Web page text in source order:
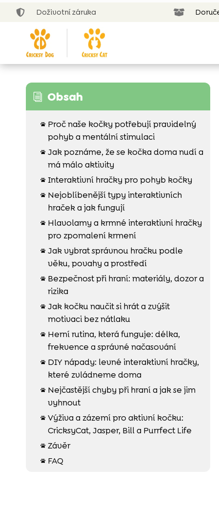
 Doživotní záruka 
i Obsah

Proč naše kočky potřebují pravidelný
pohyb a mentální stimulaci
 Jak poznáme, že se kočka doma nudí a
má málo aktivity
 Interaktivní hračky pro pohyb kočky

Nejoblíbenější typy interaktivních
hraček a jak fungují

Hlavolamy a krmné interaktivní hračky
pro zpomalení krmení
 Jak vybrat správnou hračku podle
věku, povahy a prostředí

Bezpečnost při hraní: materiály, dozor a
rizika
 Jak kočku naučit si hrát a zvýšit
motivaci bez nátlaku

Herní rutina, která funguje: délka,
frekvence a správné načasování

DIY nápady: levné interaktivní hračky,
které zvládneme doma

Nejčastější chyby při hraní a jak se jim
vyhnout
 Výživa a zázemí pro aktivní kočku:
CricksyCat, Jasper, Bill a Purrfect Life
 Závěr
 FAQ